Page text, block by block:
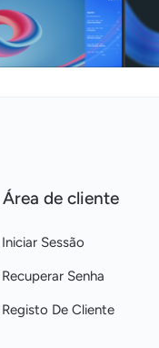
Área de cliente
Iniciar Sessão
Recuperar Senha
Registo De Cliente